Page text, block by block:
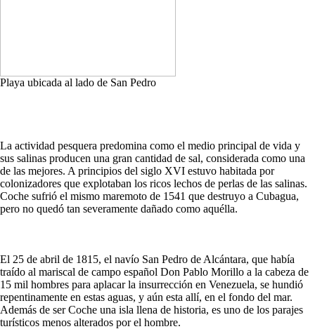
Playa ubicada al lado de San Pedro
La actividad pesquera predomina como el medio principal de vida y
sus salinas producen una gran cantidad de sal, considerada como una
de las mejores. A principios del siglo XVI estuvo habitada por
colonizadores que explotaban los ricos lechos de perlas de las salinas.
Coche sufrió el mismo maremoto de 1541 que destruyo a Cubagua,
pero no quedó tan severamente dañado como aquélla.
El 25 de abril de 1815, el navío San Pedro de Alcántara, que había
traído al mariscal de campo español Don Pablo Morillo a la cabeza de
15 mil hombres para aplacar la insurrección en Venezuela, se hundió
repentinamente en estas aguas, y aún esta allí, en el fondo del mar.
Además de ser Coche una isla llena de historia, es uno de los parajes
turísticos menos alterados por el hombre.